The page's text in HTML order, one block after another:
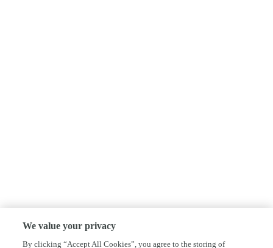
We value your privacy
By clicking “Accept All Cookies”, you agree to the storing of